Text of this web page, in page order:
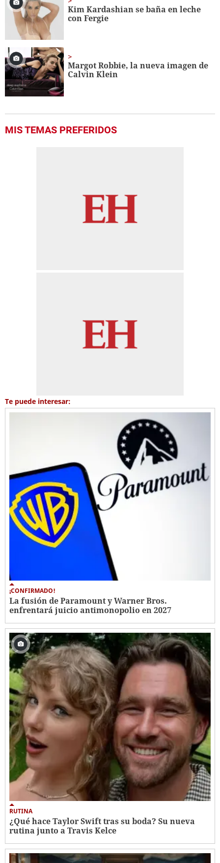
Kim Kardashian se baña en leche
con Fergie
Margot Robbie, la nueva imagen de
Calvin Klein
MIS TEMAS PREFERIDOS
Te puede interesar:
¡CONFIRMADO!
La fusión de Paramount y Warner Bros.
enfrentará juicio antimonopolio en 2027
RUTINA
¿Qué hace Taylor Swift tras su boda? Su nueva
rutina junto a Travis Kelce